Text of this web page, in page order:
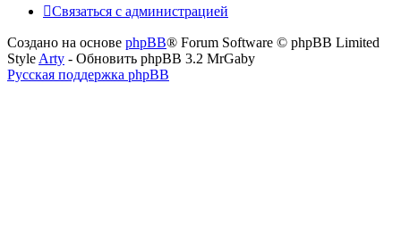
Связаться с администрацией
Создано на основе phpBB® Forum Software © phpBB Limited
Style Arty - Обновить phpBB 3.2 MrGaby
Русская поддержка phpBB